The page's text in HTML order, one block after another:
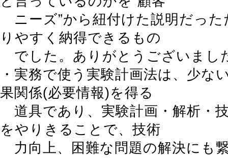
ニーズ”から紐付けた説明だった
りやすく納得できるもの
でした。ありがとうございまし
・実務で使う実験計画法は、少な
果関係(必要情報)を得る
道具であり、実験計画・解析・
をやりきることで、技術
力向上、困難な問題の解決にも